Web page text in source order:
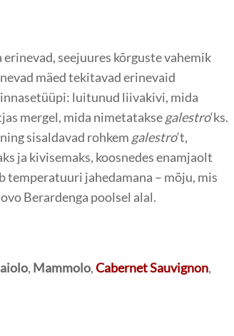
seejuures kõrguste vahemik
mäed tekitavad erinevaid
luitunud liivakivi, mida
mergel, mida nimetatakse galestro‘ks.
sisaldavad rohkem galestro‘t,
ja kivisemaks, koosnedes enamjaolt
temperatuuri jahedamana – mõju, mis
Berardenga poolsel alal.
, Mammolo,Cabernet Sauvignon,